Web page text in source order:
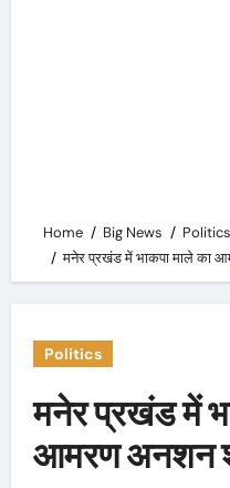
Home Big News
Politics
मनेर प्रखंड में भाकपा माले का
Politics
मनेर प्रखंड में
आमरण अनशन